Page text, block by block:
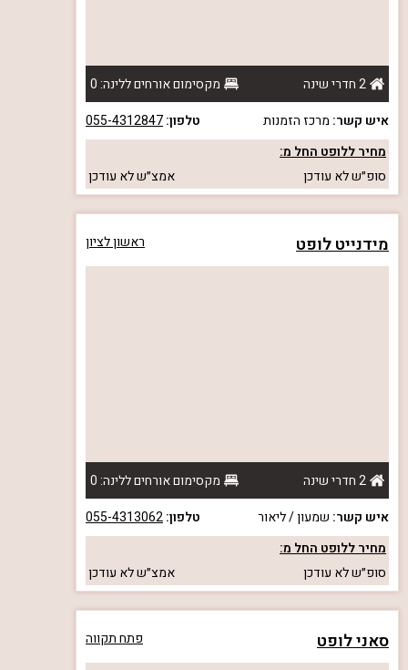
2 חדרי שינה
מקסימום אורחים ללינה: 0
איש קשר: מרכז הזמנות טלפון:055-4312847
מחיר ללופט החל מ:
סופ״שלא עודכן אמצ״שלא עודכן
מידנייט לופט ראשון לציון
2 חדרי שינה
מקסימום אורחים ללינה: 0
איש קשר: שמעון / ליאור טלפון:055-4313062
מחיר ללופט החל מ:
סופ״שלא עודכן אמצ״שלא עודכן
סאני לופט פתח תקווה